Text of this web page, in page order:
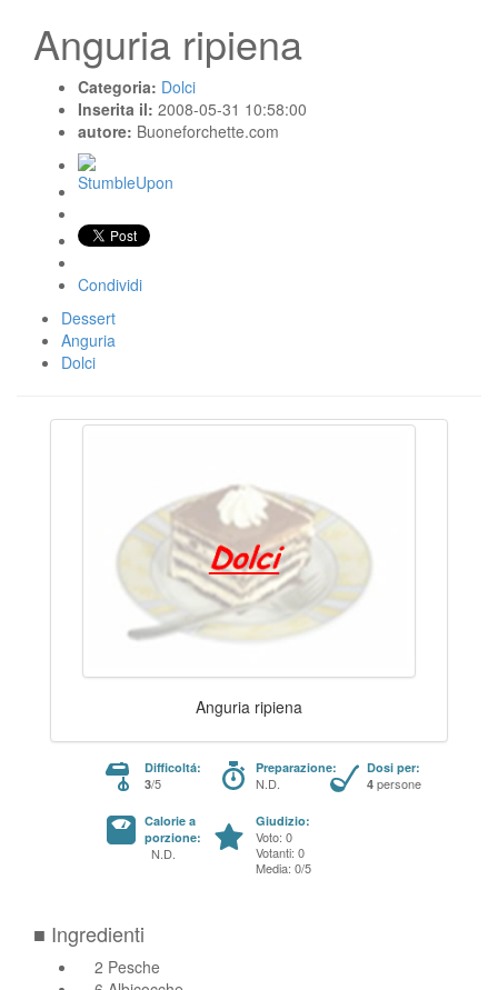
Anguria ripiena
Categoria: Dolci
Inserita il: 2008-05-31 10:58:00
autore: Buoneforchette.com
Condividi
Dessert
Anguria
Dolci
Anguria ripiena
Difficoltá:
3/5
Preparazione:
N.D.
Dosi per:
4 persone
Calorie a
porzione:
N.D.
Giudizio:
Voto: 0
Votanti: 0
Media: 0/5
■ Ingredienti
2 Pesche